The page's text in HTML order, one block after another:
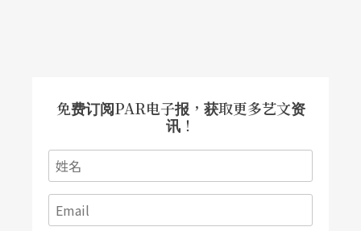
一只椅子，他的想像力和耐力令人称奇。现年三十
三岁的皮耶．李加尔曾是四百公尺赛跑选手，拥有
经济数学和电影双学位，摄影报导作品也曾获奖─
─可见其大胆尝试的个性！
免费订阅PAR电子报，获取更多艺文资
讯！